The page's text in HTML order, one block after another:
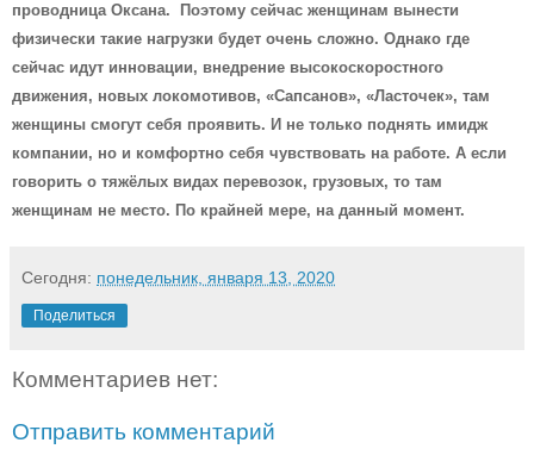
проводница Оксана. Поэтому сейчас женщинам вынести
физически такие нагрузки будет очень сложно. Однако где
сейчас идут инновации, внедрение высокоскоростного
движения, новых локомотивов, «Сапсанов», «Ласточек», там
женщины смогут себя проявить. И не только поднять имидж
компании, но и комфортно себя чувствовать на работе. А если
говорить о тяжёлых видах перевозок, грузовых, то там
женщинам не место. По крайней мере, на данный момент.
Сегодня: понедельник, января 13, 2020
Поделиться
Комментариев нет:
Отправить комментарий